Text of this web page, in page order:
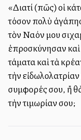
«Διατί (πῶς) οἱ
τόσον πολὺ
τὸν Ναόν μου
ἐπροσκύνησαν
τάματα καὶ τὰ
τὴν
συμφορές σου, ἢ
τὴν τιμωρίαν σου;